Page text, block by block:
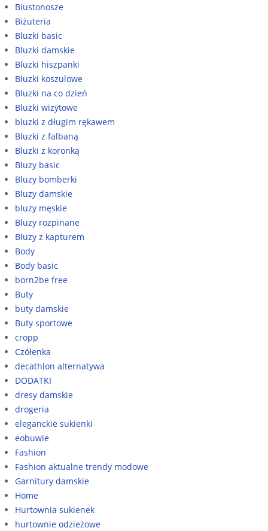
Biustonosze
Biżuteria
Bluzki basic
Bluzki damskie
Bluzki hiszpanki
Bluzki koszulowe
Bluzki na co dzień
Bluzki wizytowe
bluzki z długim rękawem
Bluzki z falbaną
Bluzki z koronką
Bluzy basic
Bluzy bomberki
Bluzy damskie
bluzy męskie
Bluzy rozpinane
Bluzy z kapturem
Body
Body basic
born2be free
Buty
buty damskie
Buty sportowe
cropp
Czółenka
decathlon alternatywa
DODATKI
dresy damskie
drogeria
eleganckie sukienki
eobuwie
Fashion
Fashion aktualne trendy modowe
Garnitury damskie
Home
Hurtownia sukienek
hurtownie odzieżowe